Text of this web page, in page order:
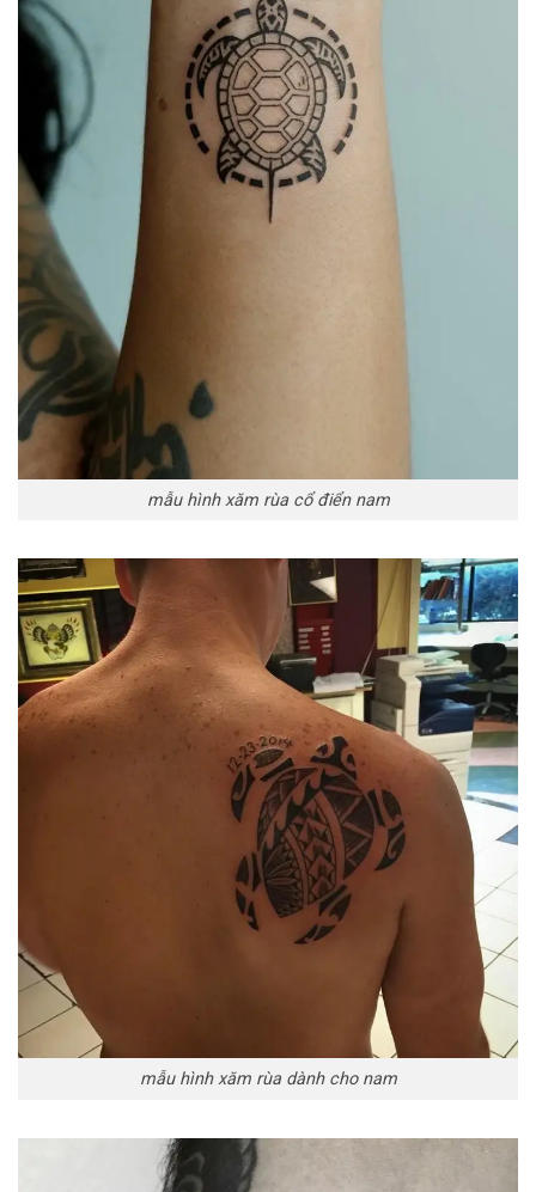
mẫu hình xăm rùa cổ điển nam
mẫu hình xăm rùa dành cho nam